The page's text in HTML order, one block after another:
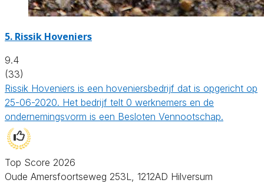
5. Rissik Hoveniers
9.4
(33)
Rissik Hoveniers is een hoveniersbedrijf dat is opgericht op
25-06-2020. Het bedrijf telt 0 werknemers en de
ondernemingsvorm is een Besloten Vennootschap.
Top Score 2026
Oude Amersfoortseweg 253L, 1212AD Hilversum